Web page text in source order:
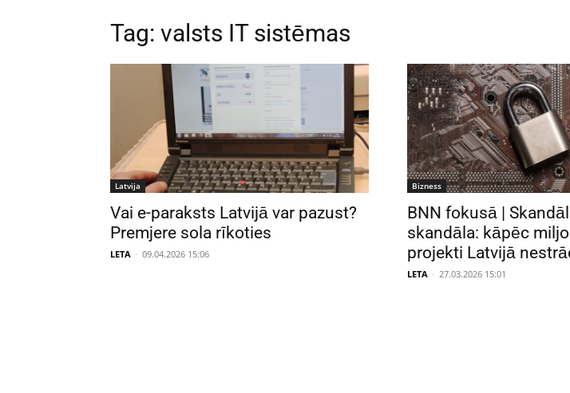
Tag: valsts IT sistēmas
Latvija
Vai e-paraksts Latvijā var pazust?
Premjere sola rīkoties
LETA - 09.04.2026 15:06
Bizness
BNN fokusā |
skandāla: kāpēc
projekti Latvijā
LETA - 27.03.2026 15:01